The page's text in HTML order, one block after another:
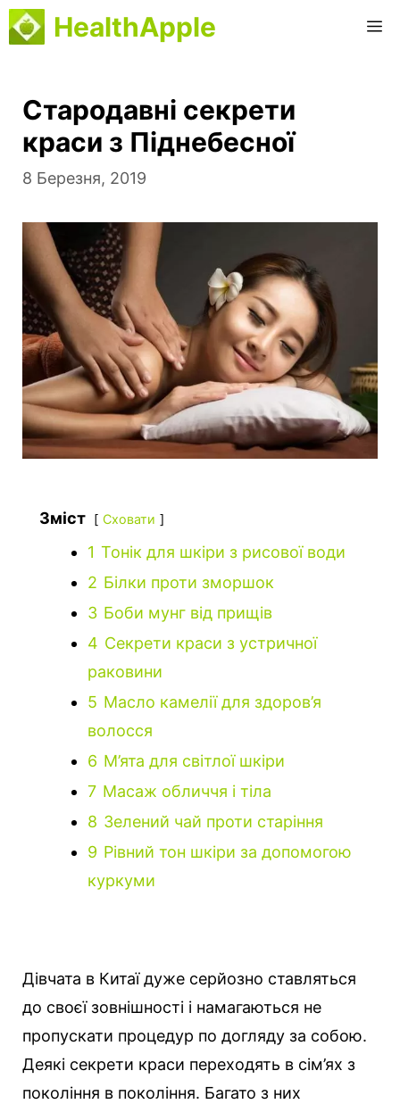
Перейти
до
HealthApple
Стародавні секрети
краси з Піднебесної
8 Березня, 2019
Зміст Сховати
1 Тонік для шкіри з рисової води
2 Білки проти зморшок
3 Боби мунг від прищів
4 Секрети краси з устричної
раковини
5 Масло камелії для здоров’я
волосся
6 М’ята для світлої шкіри
7 Масаж обличчя і тіла
8 Зелений чай проти старіння
9 Рівний тон шкіри за допомогою
куркуми
Дівчата в Китаї дуже серйозно ставляться
до своєї зовнішності і намагаються не
пропускати процедур по догляду за собою.
Деякі секрети краси переходять в сім’ях з
покоління в покоління. Багато з них